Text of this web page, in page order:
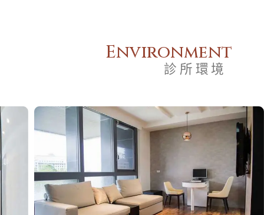
Environment
診所環境